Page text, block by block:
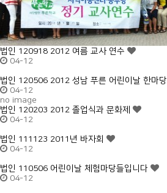
법인 120918 2012 여름 교사 연수
04-12
법인 120506 2012 성남 푸른 어린이날 한마당
04-12
no image
법인 120203 2012 졸업식과 문화제
04-12
법인 111123 2011년 바자회
04-12
법인 110506 어린이날 체험마당들입니다
04-12